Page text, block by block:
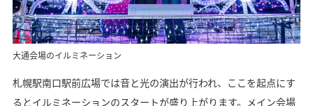
大通会場のイルミネーション
札幌駅南口駅前広場では音と光の演出が行われ、ここを起点にす
るとイルミネーションのスタートが盛り上がります。メイン会場